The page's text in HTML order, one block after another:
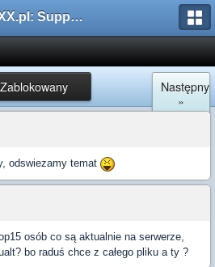
AMXX.pl: Support AMX Mod X i SourceMod
Zablokowany
Następny
»
odswiezamy temat
osób co są aktualnie na serwerze,
bo raduś chce z całego pliku a ty ?